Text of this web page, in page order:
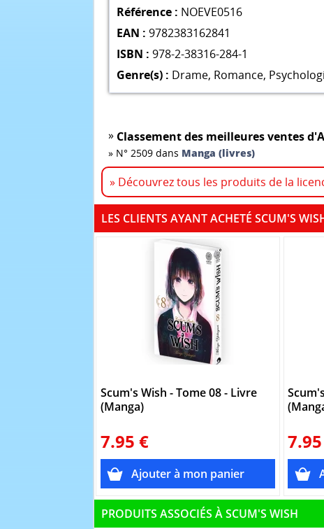
Référence : NOEVE0516
EAN : 9782383162841
ISBN : 978-2-38316-284-1
Genre(s) : Drame, Romance,
» Classement des meilleures ventes
» N° 2509 dans Manga (livres)
» Découvrez tous les produits de la
LES CLIENTS AYANT ACHETÉ SCUM'S
Scum's Wish - Tome 08 - Livre
(Manga)
7.95 €
PRODUITS ASSOCIÉS À SCUM'S WISH